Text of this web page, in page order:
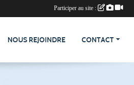
NOUS REJOINDRE CONTACT
Participer au site :